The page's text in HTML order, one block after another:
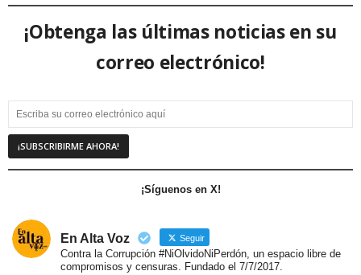
¡Obtenga las últimas noticias en su
correo electrónico!
¡Síguenos en X!
En Alta Voz Seguir
Contra la Corrupción #NiOlvidoNiPerdón, un espacio libre de
compromisos y censuras. Fundado el 7/7/2017.